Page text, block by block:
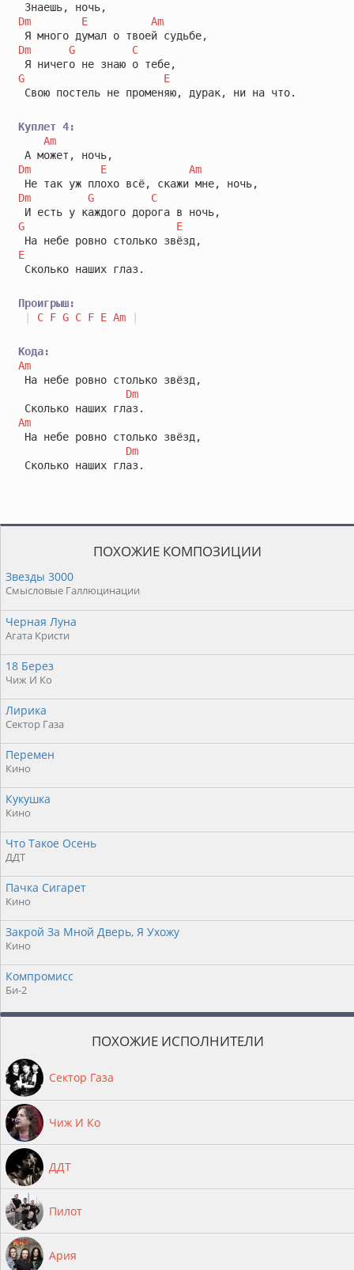
Dm
E
Am
Dm
G
C
G
E
Свою постель не променяю, дурак, ни на что.
Куплет 4:
Am
Dm
E
Am
Dm
G
C
G
E
E
Сколько наших глаз.
Проигрыш:
|
C F G C F E Am |
Кода:
Am
На небе ровно столько звёзд,
Dm
Am
На небе ровно столько звёзд,
Dm
Сколько наших глаз.
ПОХОЖИЕ КОМПОЗИЦИИ
Звезды 3000
Смысловые Галлюцинации
Черная Луна
Агата Кристи
18 Берез
Чиж И Ко
Лирика
Сектор Газа
Перемен
Кино
Кукушка
Кино
Что Такое Осень
ДДТ
Пачка Сигарет
Кино
Закрой За Мной Дверь, Я Ухожу
Кино
Компромисс
Би-2
ПОХОЖИЕ ИСПОЛНИТЕЛИ
Сектор Газа
Чиж И Ко
ДДТ
Пилот
Ария